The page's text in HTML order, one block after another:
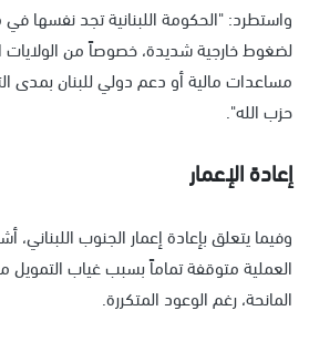
واستطرد: "الحكومة اللبنانية تجد نفسها
لضغوط خارجية شديدة، خصوصاً من الولايات
مساعدات مالية أو دعم دولي للبنان بمدى
حزب الله".
إعادة الإعمار
وفيما يتعلق بإعادة إعمار الجنوب اللبناني،
العملية متوقفة تماماً بسبب غياب التمويل
المانحة، رغم الوعود المتكررة.